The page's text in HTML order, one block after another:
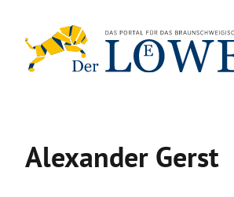
Inhalt
springen
Alexander Gerst